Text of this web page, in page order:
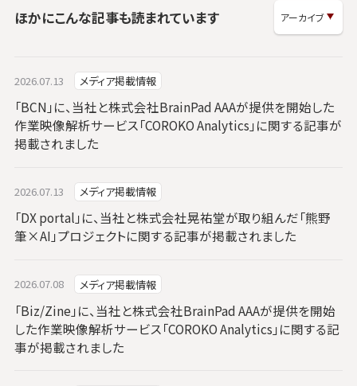
ほかにこんな記事も読まれています
2026.07.13 メディア掲載情報
「BCN」に、当社と株式会社BrainPad AAAが提供を開始した
作業映像解析サービス「COROKO Analytics」に関する記事が
掲載されました
2026.07.13 メディア掲載情報
「DX portal」に、当社と株式会社晃祐堂が取り組んだ「熊野
筆×AI」プロジェクトに関する記事が掲載されました
2026.07.08 メディア掲載情報
「Biz/Zine」に、当社と株式会社BrainPad AAAが提供を開始
した作業映像解析サービス「COROKO Analytics」に関する記
事が掲載されました